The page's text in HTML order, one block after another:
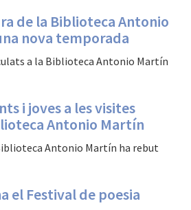
de la Biblioteca Antonio
nova temporada
a la Biblioteca Antonio Martín
i joves a les visites
Antonio Martín
Antonio Martín ha rebut
el Festival de poesia